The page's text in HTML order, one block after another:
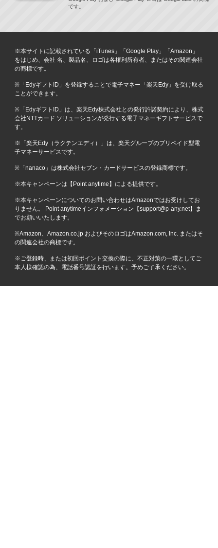
です。
※本サイトに記載されている「iTunes」「Google Play」「Amazon」
をはじめ、会社 名、製品名、ロゴは各権利所有者、またはその関連会社
の商標です。
※「EdyギフトID」を登録することで電子マネー「楽天Edy」を受け取る
ことができます。
※「EdyギフトID」は、楽天Edy株式会社との発行許諾契約により、株式
会社NTTカード ソリューションが発行する電子マネーギフトサービスで
す。
※「楽天Edy（ラクテンエディ）」は、楽天グループのプリペイド型電
子マネーサービスです。
※「nanaco」は株式会社セブン・カードサービスの登録商標です。
※本キャンペーンは【Point anytime】による提供です。
※本キャンペーンについてのお問い合わせはAmazonではお受けしてお
りません。 Point anytimeインフォメーション【support@p-any.net】ま
でお願いいたします。
※Amazon、Amazon.co.jp およびそのロゴはAmazon.com, Inc. またはそ
の関連会社の商標です。
※ご登録時、または初回ポイント交換の際に、不正対策の一環としてご
本人様確認の為、電話番号認証を行います。予めご了承ください。